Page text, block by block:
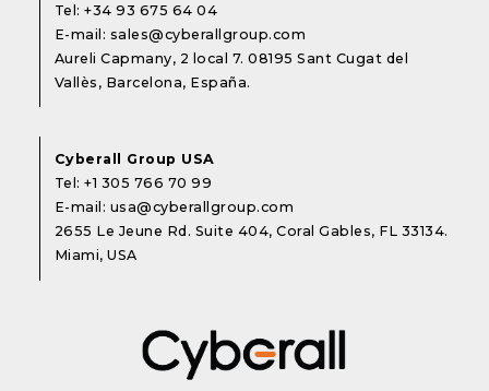
Tel:+34 93 675 64 04
E-mail: sales@cyberallgroup.com
Aureli Capmany, 2 local 7. 08195 Sant Cugat del
Vallès, Barcelona, España.
Cyberall Group USA
Tel:+1 305 766 70 99
E-mail: usa@cyberallgroup.com
2655 Le Jeune Rd. Suite 404, Coral Gables, FL 33134.
Miami, USA